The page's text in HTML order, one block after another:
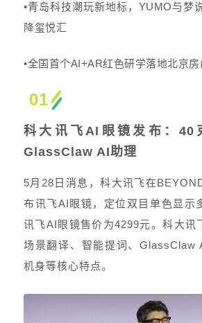
•青岛科技潮玩新地标，YUMO与梦
降玺悦汇
•全国首个AI+AR红色研学落地北京房
01
科大讯飞AI眼镜发布：40
GlassClaw AI助理
5月28日消息，科大讯飞在
布讯飞AI眼镜，定位双目单色显示
讯飞AI眼镜售价为4299元。科大讯
场景翻译、智能提词、GlassClaw
机身等核心特点。